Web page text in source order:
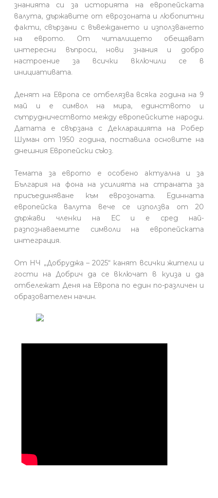
знанията си за историята на европейската
валута, държавите от еврозоната и любопитни
факти, свързани с въвеждането и използването
на еврото. От читалището обещават
интересни въпроси, нови знания и добро
настроение за всички включили се в
инициативата.
Денят на Европа се отбелязва всяка година на 9
май и е символ на мира, единството и
сътрудничеството между европейските народи.
Датата е свързана с Декларацията на Робер
Шуман от 1950 година, поставила основите на
днешния Европейски съюз.
Темата за еврото е особено актуална и за
България на фона на усилията на страната за
присъединяване към еврозоната. Единната
европейска валута вече се използва от 20
държави членки на ЕС и е сред най-
разпознаваемите символи на европейската
интеграция.
От НЧ „Добруджа – 2025“ канят всички жители и
гости на Добрич да се включат в куиза и да
отбележат Деня на Европа по един по-различен и
образователен начин.